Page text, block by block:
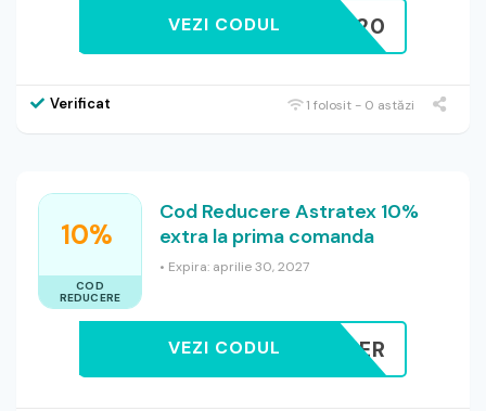
BRA20
VEZI CODUL
Verificat 1 folosit - 0 astăzi
10%
COD
REDUCERE
Cod Reducere Astratex 10%
extra la prima comanda
• Expira: aprilie 30, 2027
EWSLETTER
VEZI CODUL